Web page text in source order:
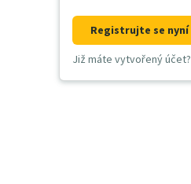
Registrujte se nyní
Již máte vytvořený účet?